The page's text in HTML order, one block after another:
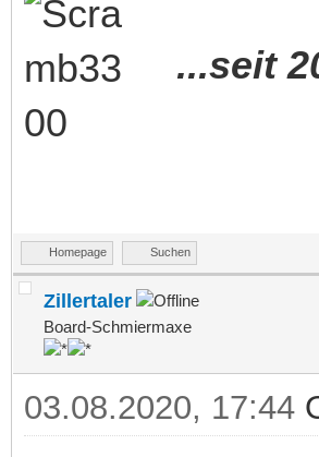
...seit
Homepage Suchen
Zillertaler
Board-Schmiermaxe
03.08.2020, 17:44